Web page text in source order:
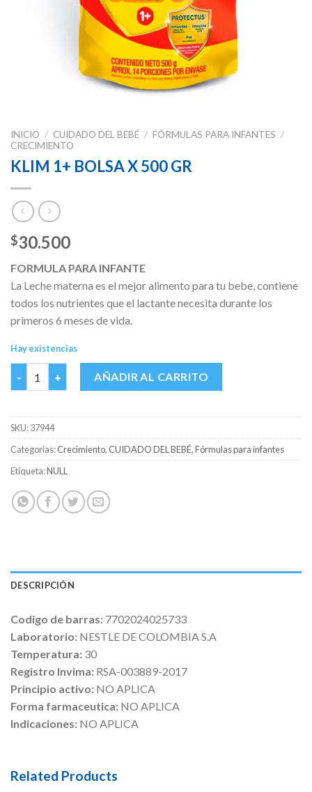
INICIO / CUIDADO DEL BEBÉ / FÓRMULAS PARA INFANTES /
CRECIMIENTO
KLIM 1+ BOLSA X 500 GR
$30.500
FORMULA PARA INFANTE
La Leche materna es el mejor alimento para tu bebe, contiene
todos los nutrientes que el lactante necesita durante los
primeros 6 meses de vida.
Hay existencias
KLIM 1+ BOLSA X 500 GR cantidad
AÑADIR AL CARRITO
SKU:37944
Categorías:Crecimiento, CUIDADO DEL BEBÉ,Fórmulas para infantes
Etiqueta:NULL
DESCRIPCIÓN
Codigo de barras: 7702024025733
Laboratorio: NESTLE DE COLOMBIA S.A
Temperatura: 30
Registro Invima: RSA-003889-2017
Principio activo: NO APLICA
Forma farmaceutica: NO APLICA
Indicaciones: NO APLICA
Related Products